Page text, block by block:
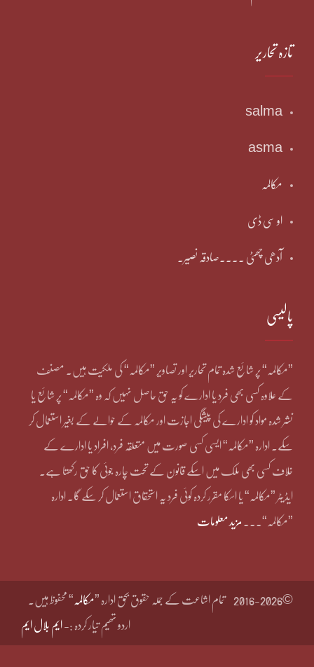
تازہ تحاریر
salma
asma
مکالمہ
او سی ڈی
آدھی چھٹی ۔۔۔۔صادقہ نصیر۔
پالیسی
”مکالمہ“ پر شائع شدہ تمام تحاریر اور تصاویر ”مکالمہ“ کی ملکیت ہیں۔ مصنف
کے علاوہ کسی بھی فرد یا ادارے کو یہ حق حاصل نہیں کہ وہ ”مکالمہ“ پر شائع یا
نشر شدہ مواد کو ادارے کی پیشگی اجازت اور مکالمہ کے حوالے کے بغیر استعمال کر
سکے۔ ادارہ ”مکالمہ“ ایسی کسی صورت میں متعلقہ فرد، افراد یا ادارے کے
خلاف کسی بھی ملک میں اسکے قانون کے تحت چارہ جوئی کا حق رکھتا ہے۔
ایڈیٹر ”مکالمہ“ یا اسکا مقرر کردہ کوئی فرد یہ استحقاق استعمال کر سکے گا۔ ادارہ
”مکالمہ“۔۔۔ مزید معلومات
©2016-2026 تمام اشاعت کے جملہ حقوق بحق ادارہ ”مکالمہ “ محفوظ ہیں۔
اردو تھیم تیار کردہ :- ایم بلال ایم